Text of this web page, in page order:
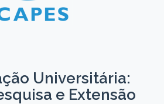
Universitária:
e Extensão